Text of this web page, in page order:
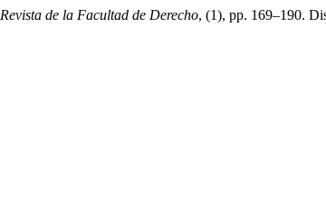
Revista de la Facultad de Derecho, (1), pp. 169–190.